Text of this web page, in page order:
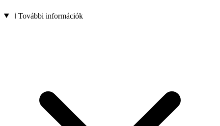
ℹ️ További információk